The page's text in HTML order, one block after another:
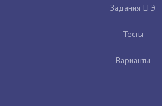
Задания ЕГЭ
Тесты
Варианты